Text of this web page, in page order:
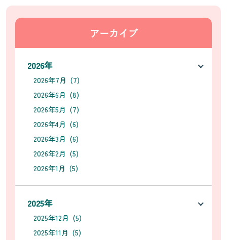
アーカイブ
2026年
2026年7月 (7)
2026年6月 (8)
2026年5月 (7)
2026年4月 (6)
2026年3月 (6)
2026年2月 (5)
2026年1月 (5)
2025年
2025年12月 (5)
2025年11月 (5)